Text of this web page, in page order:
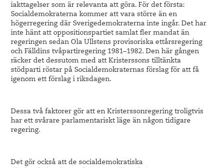
iakttagelser som är relevanta att göra. För det första:
Socialdemokraterna kommer att vara större än en
högerregering där Sverigedemokraterna inte ingår. Det har
inte hänt att oppositionspartiet samlat fler mandat än
regeringen sedan Ola Ullstens provisoriska ettårsregering
och Fälldins tvåpartiregering 1981–1982. Den här gången
räcker det dessutom med att Kristerssons tilltänkta
stödparti röstar på Socialdemokraternas förslag för att få
igenom ett förslag i riksdagen.
Dessa två faktorer gör att en Kristerssonregering troligtvis
har ett svårare parlamentariskt läge än någon tidigare
regering.
Det gör också att de socialdemokratiska